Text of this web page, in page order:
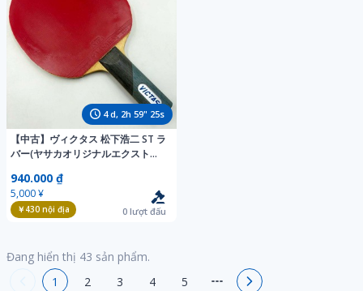
4d, 2h 59" 23s
【中古】ヴィクタス 松下浩二 ST ラ
バー(ヤサカオリジナルエクストラ)
ハンド
940.000 ₫
5,000 ¥
￥430nội địa 0 lượt đấu
Đang hiển thị 43 sản phẩm.
1
2 3 4 5